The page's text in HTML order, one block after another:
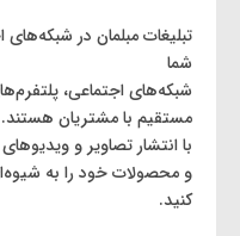
تبلیغات مبلمان در
شما
شبکه‌های اجتماعی،
مستقیم با مشتریان
با انتشار تصاویر و
و محصولات خود را به
کنید.